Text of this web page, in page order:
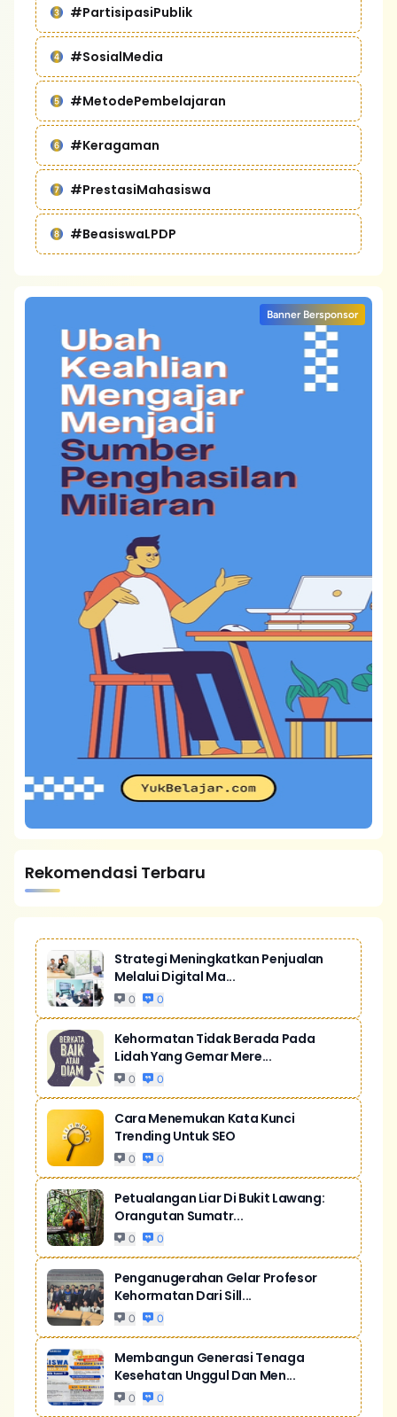
#PartisipasiPublik
#SosialMedia
#MetodePembelajaran
#Keragaman
#PrestasiMahasiswa
#BeasiswaLPDP
Banner Bersponsor
Rekomendasi Terbaru
Strategi Meningkatkan Penjualan
Melalui Digital Ma...
0 0
Kehormatan Tidak Berada Pada
Lidah Yang Gemar Mere...
0 0
Cara Menemukan Kata Kunci
Trending Untuk SEO
0 0
Petualangan Liar Di Bukit Lawang:
Orangutan Sumatr...
0 0
Penganugerahan Gelar Profesor
Kehormatan Dari Sill...
0 0
Membangun Generasi Tenaga
Kesehatan Unggul Dan Men...
0 0